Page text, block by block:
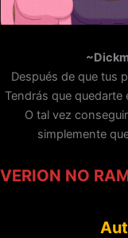
Después de que tus
Tendrás que
O tal vez
simplemente
VERION NO